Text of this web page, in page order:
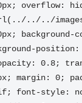
overflow:
url(../../../
0.8;
margin: 0;
font-style: